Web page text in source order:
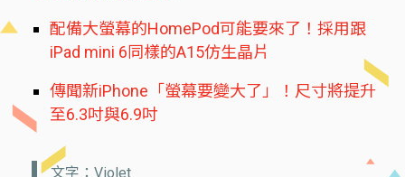
配備大螢幕的HomePod可能要來了！採用跟
iPad mini 6同樣的A15仿生晶片
傳聞新iPhone「螢幕要變大了」！尺寸將提升
至6.3吋與6.9吋
文字：Violet